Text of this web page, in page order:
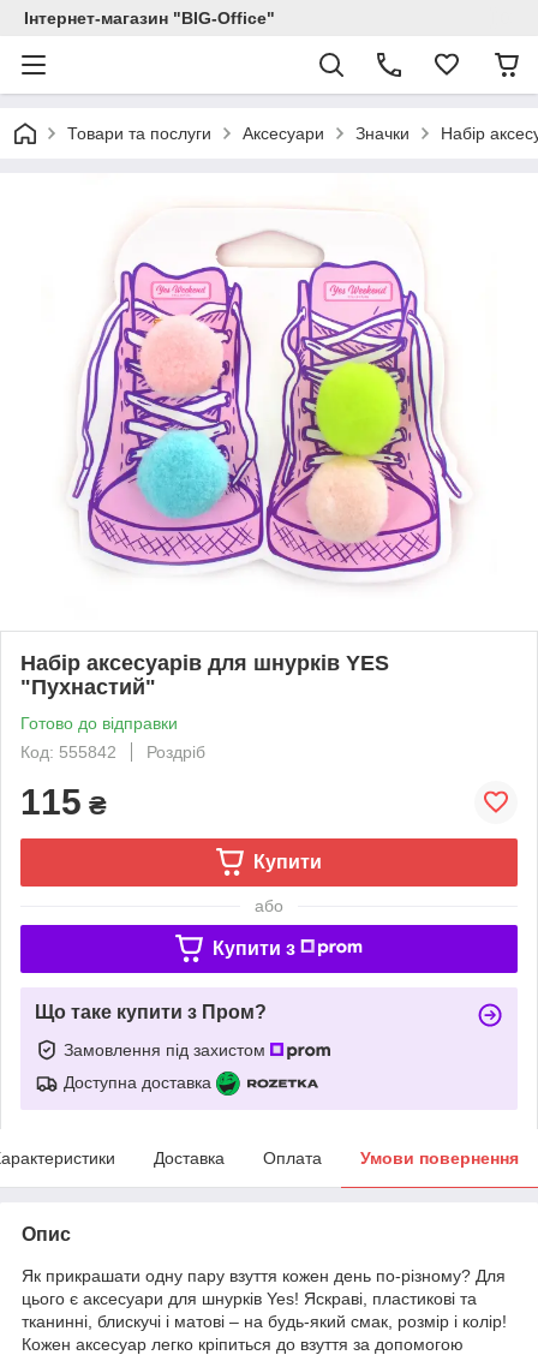
Інтернет-магазин "BIG-Office"
Товари та послуги Аксесуари Значки Набір
Набір аксесуарів для шнурків YES
"Пухнастий"
Готово до відправки
Код: 555842
Роздріб
115 ₴
Купити
або
Купити з
Що таке купити з Пром?
Замовлення під захистом
Доступна доставка
Доставка Оплата Умови повернення
Опис
Як прикрашати одну пару взуття кожен день по-різному? Для
цього є аксесуари для шнурків Yes! Яскраві, пластикові та
тканинні, блискучі і матові – на будь-який смак, розмір і колір!
Кожен аксесуар легко кріпиться до взуття за допомогою